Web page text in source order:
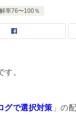
率76〜100％
。
グで選択対策 」の